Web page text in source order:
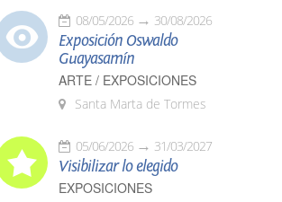
08/05/2026 30/08/2026
Exposición Oswaldo
Guayasamín
ARTE / EXPOSICIONES
Santa Marta de Tormes
05/06/2026 31/03/2027
Visibilizar lo elegido
EXPOSICIONES